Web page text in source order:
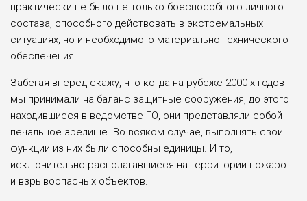
практически не было не только боеспособного личного
состава, способного действовать в экстремальных
ситуациях, но и необходимого материально-технического
обеспечения.
Забегая вперёд скажу, что когда на рубеже 2000-х годов
мы принимали на баланс защитные сооружения, до этого
находившиеся в ведомстве ГО, они представляли собой
печальное зрелище. Во всяком случае, выполнять свои
функции из них были способны единицы. И то,
исключительно располагавшиеся на территории пожаро-
и взрывоопасных объектов.